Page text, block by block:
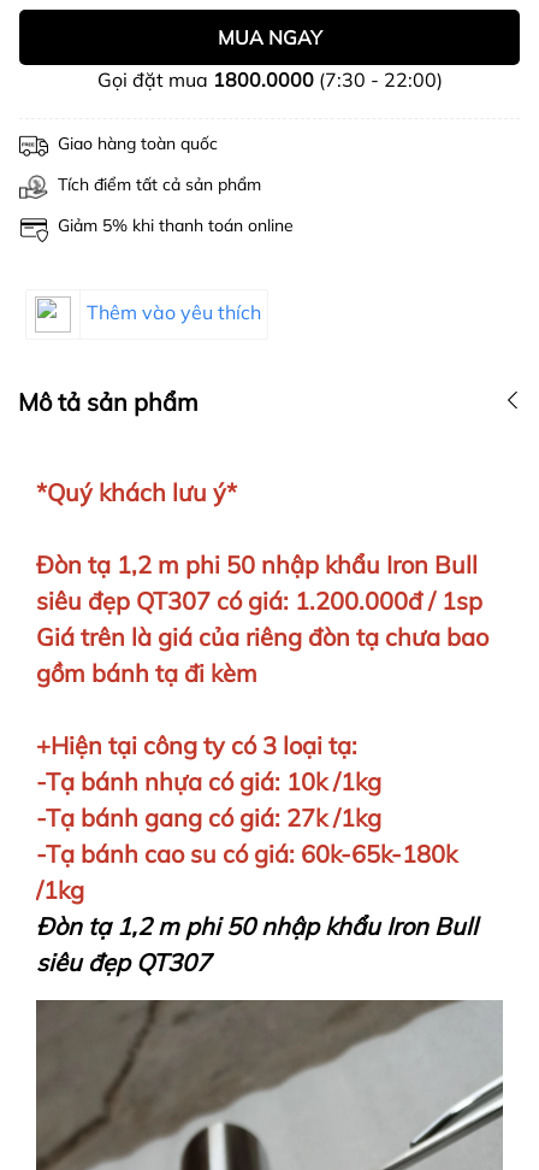
MUA NGAY
Gọi đặt mua 1800.0000(7:30 - 22:00)
Giao hàng toàn quốc
Tích điểm tất cả sản phẩm
Giảm 5% khi thanh toán online
Thêm vào yêu thích
Mô tả sản phẩm
*Quý khách lưu ý*
Đòn tạ 1,2 m phi 50 nhập khẩu Iron Bull
siêu đẹp QT307 có giá: 1.200.000đ / 1sp
Giá trên là giá của riêng đòn tạ chưa bao
gồm bánh tạ đi kèm
+Hiện tại công ty có 3 loại tạ:
-Tạ bánh nhựa có giá: 10k /1kg
-Tạ bánh gang có giá: 27k /1kg
-Tạ bánh cao su có giá: 60k-65k-180k
/1kg
Đòn tạ 1,2 m phi 50 nhập khẩu Iron Bull
siêu đẹp QT307